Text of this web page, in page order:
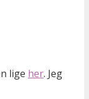
lige her. Jeg